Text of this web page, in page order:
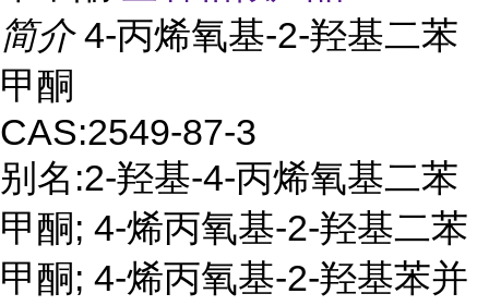
简介 4-丙烯氧基-2-羟基二苯
甲酮
CAS:2549-87-3
别名:2-羟基-4-丙烯氧基二苯
甲酮; 4-烯丙氧基-2-羟基二苯
甲酮; 4-烯丙氧基-2-羟基苯并